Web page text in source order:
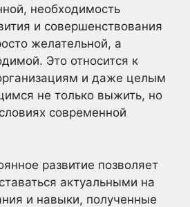
необходимость
и совершенствования
желательной, а
Это относится к
и даже целым
не только выжить, но
современной
развитие позволяет
актуальными на
и навыки, полученные